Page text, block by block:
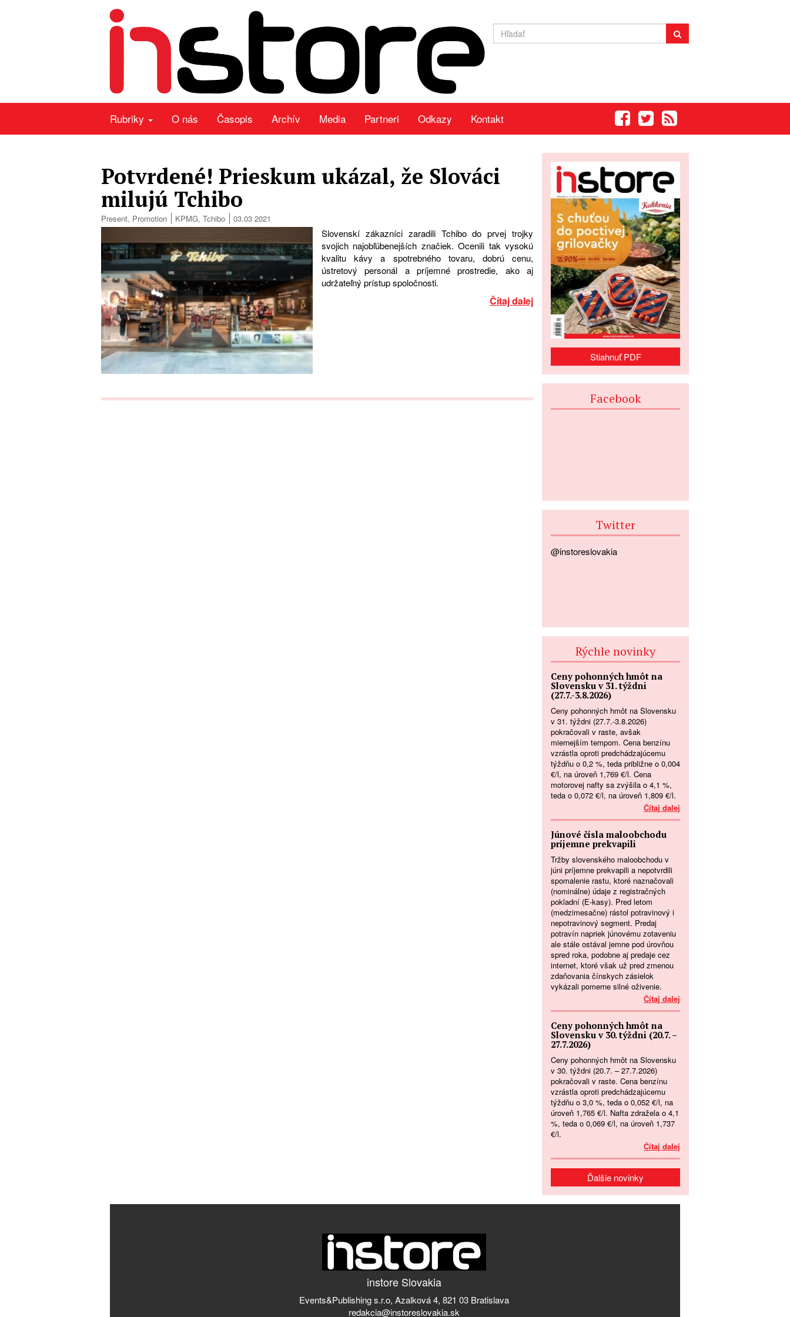
Rubriky O nás Časopis Archív Media Partneri Odkazy Kontakt
Potvrdené! Prieskum ukázal, že Slováci
milujú Tchibo
Present, Promotion KPMG, Tchibo 03.03 2021
Slovenskí zákazníci zaradili Tchibo do prvej trojky
svojich najobľúbenejších značiek. Ocenili tak vysokú
kvalitu kávy a spotrebného tovaru, dobrú cenu,
ústretový personál a príjemné prostredie, ako aj
udržateľný prístup spoločnosti.
Čítaj dalej
Stiahnuť PDF
Facebook
Twitter
@instoreslovakia
Rýchle novinky
Ceny pohonných hmôt na
Slovensku v 31. týždni
(27.7.-3.8.2026)
Ceny pohonných hmôt na Slovensku
v 31. týždni (27.7.-3.8.2026)
pokračovali v raste, avšak
miernejším tempom. Cena benzínu
vzrástla oproti predchádzajúcemu
týždňu o 0,2 %, teda približne o 0,004
€/l, na úroveň 1,769 €/l. Cena
motorovej nafty sa zvýšila o 4,1 %,
teda o 0,072 €/l, na úroveň 1,809 €/l.
Čítaj dalej
Júnové čísla maloobchodu
príjemne prekvapili
Tržby slovenského maloobchodu v
júni príjemne prekvapili a nepotvrdili
spomalenie rastu, ktoré naznačovali
(nominálne) údaje z registračných
pokladní (E-kasy). Pred letom
(medzimesačne) rástol potravinový i
nepotravinový segment. Predaj
potravín napriek júnovému zotaveniu
ale stále ostával jemne pod úrovňou
spred roka, podobne aj predaje cez
internet, ktoré však už pred zmenou
zdaňovania čínskych zásielok
vykázali pomerne silné oživenie.
Čítaj dalej
Ceny pohonných hmôt na
Slovensku v 30. týždni (20.7. –
27.7.2026)
Ceny pohonných hmôt na Slovensku
v 30. týždni (20.7. – 27.7.2026)
pokračovali v raste. Cena benzínu
vzrástla oproti predchádzajúcemu
týždňu o 3,0 %, teda o 0,052 €/l, na
úroveň 1,765 €/l. Nafta zdražela o 4,1
%, teda o 0,069 €/l, na úroveň 1,737
€/l.
Čítaj dalej
Ďalšie novinky
instore Slovakia
Events&Publishing s.r.o, Azalková 4, 821 03 Bratislava
redakcia@instoreslovakia.sk